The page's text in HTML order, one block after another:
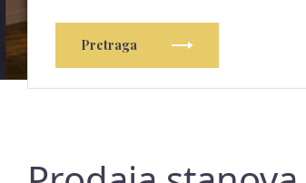
Pretraga